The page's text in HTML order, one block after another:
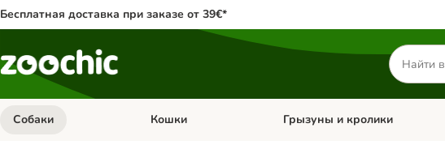
Бесплатная доставка при заказе от 39€*
Поиск
товаров
Собаки Откройте меню категории: Собаки
Кошки Откройте меню категории: Кошки
Грызуны и кролики